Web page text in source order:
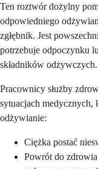
Ten roztwór dożylny
odpowiedniego
zgłębnik. Jest
potrzebuje odpoczynku
składników odżywczych.
Pracownicy służby
sytuacjach
odżywianie:
Ciężka postać
Powrót do